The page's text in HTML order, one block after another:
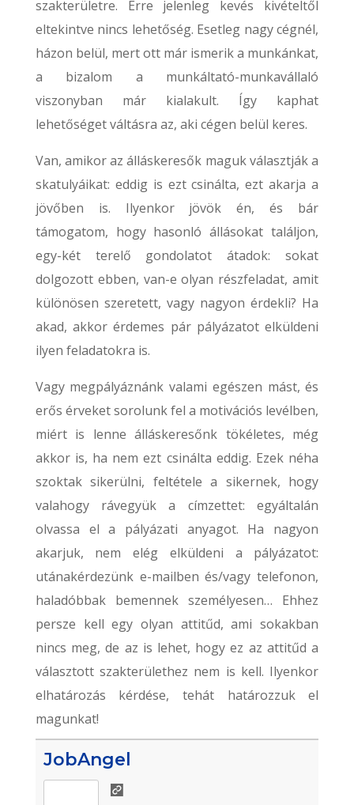
szakterületre. Erre jelenleg kevés kivételtől
eltekintve nincs lehetőség. Esetleg nagy cégnél,
házon belül, mert ott már ismerik a munkánkat,
a bizalom a munkáltató-munkavállaló
viszonyban már kialakult. Így kaphat
lehetőséget váltásra az, aki cégen belül keres.
Van, amikor az álláskeresők maguk választják a
skatulyáikat: eddig is ezt csinálta, ezt akarja a
jövőben is. Ilyenkor jövök én, és bár
támogatom, hogy hasonló állásokat találjon,
egy-két terelő gondolatot átadok: sokat
dolgozott ebben, van-e olyan részfeladat, amit
különösen szeretett, vagy nagyon érdekli? Ha
akad, akkor érdemes pár pályázatot elküldeni
ilyen feladatokra is.
Vagy megpályáznánk valami egészen mást, és
erős érveket sorolunk fel a motivációs levélben,
miért is lenne álláskeresőnk tökéletes, még
akkor is, ha nem ezt csinálta eddig. Ezek néha
szoktak sikerülni, feltétele a sikernek, hogy
valahogy rávegyük a címzettet: egyáltalán
olvassa el a pályázati anyagot. Ha nagyon
akarjuk, nem elég elküldeni a pályázatot:
utánakérdezünk e-mailben és/vagy telefonon,
haladóbbak bemennek személyesen… Ehhez
persze kell egy olyan attitűd, ami sokakban
nincs meg, de az is lehet, hogy ez az attitűd a
választott szakterülethez nem is kell. Ilyenkor
elhatározás kérdése, tehát határozzuk el
magunkat!
JobAngel